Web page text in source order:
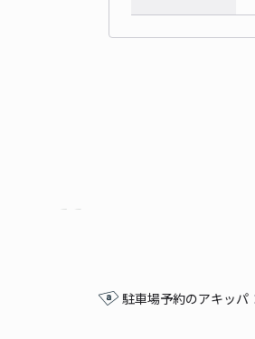
駐車場予約のアキッパ